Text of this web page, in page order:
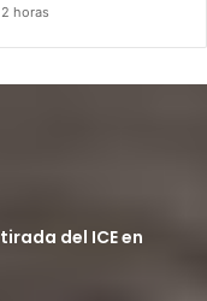
horas
del ICE en